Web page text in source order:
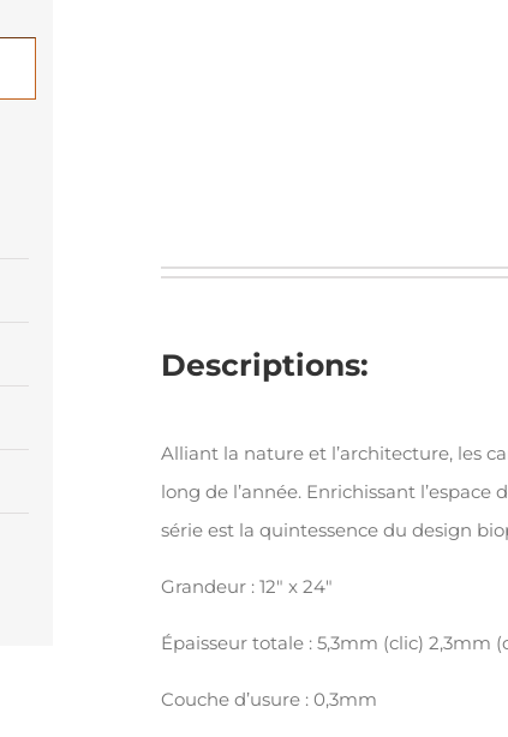
Descriptions:
Alliant la nature et l’architecture, les
long de l’année. Enrichissant
série est la quintessence du design
Grandeur : 12″ x 24″
Épaisseur totale : 5,3mm (clic) 2,3mm
Couche d’usure : 0,3mm